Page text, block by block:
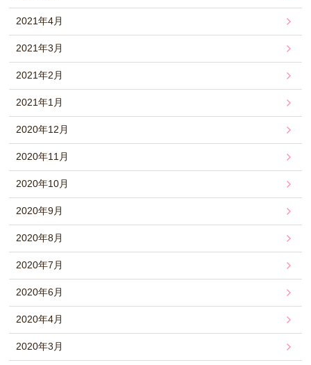
2021年4月
2021年3月
2021年2月
2021年1月
2020年12月
2020年11月
2020年10月
2020年9月
2020年8月
2020年7月
2020年6月
2020年4月
2020年3月